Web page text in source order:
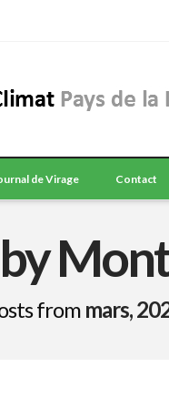
de Virage Contact
from mars,